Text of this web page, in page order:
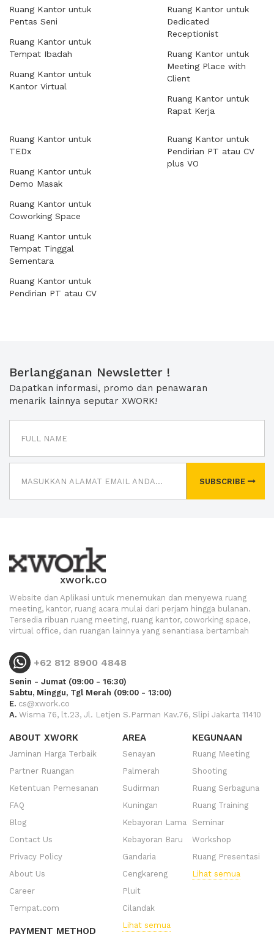
Ruang Kantor untuk
Pentas Seni
Ruang Kantor untuk
Tempat Ibadah
Ruang Kantor untuk
Kantor Virtual
Ruang Kantor untuk
Dedicated
Receptionist
Ruang Kantor untuk
Meeting Place with
Client
Ruang Kantor untuk
Rapat Kerja
Ruang Kantor untuk
TEDx
Ruang Kantor untuk
Demo Masak
Ruang Kantor untuk
Coworking Space
Ruang Kantor untuk
Tempat Tinggal
Sementara
Ruang Kantor untuk
Pendirian PT atau CV
Ruang Kantor untuk
Pendirian PT atau CV
plus VO
Berlangganan Newsletter !
Dapatkan informasi, promo dan penawaran
menarik lainnya seputar XWORK!
SUBSCRIBE
xwork.co
Website dan Aplikasi untuk menemukan dan menyewa ruang
meeting, kantor, ruang acara mulai dari perjam hingga bulanan.
Tersedia ribuan ruang meeting, ruang kantor, coworking space,
virtual office, dan ruangan lainnya yang senantiasa bertambah
+62 812 8900 4848
Senin - Jumat (09:00 - 16:30)
Sabtu, Minggu, Tgl Merah (09:00 - 13:00)
E. cs@xwork.co
A. Wisma 76, lt.23, Jl. Letjen S.Parman Kav.76, Slipi Jakarta 11410
ABOUT XWORK
Jaminan Harga Terbaik
Partner Ruangan
Ketentuan Pemesanan
FAQ
Blog
Contact Us
Privacy Policy
About Us
Career
Tempat.com
PAYMENT METHOD
AREA
Senayan
Palmerah
Sudirman
Kuningan
Kebayoran Lama
Kebayoran Baru
Gandaria
Cengkareng
Pluit
Cilandak
Lihat semua
KEGUNAAN
Ruang Meeting
Shooting
Ruang Serbaguna
Ruang Training
Seminar
Workshop
Ruang Presentasi
Lihat semua